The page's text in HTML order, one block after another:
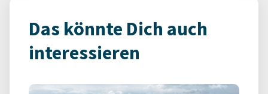
Das könnte Dich auch
interessieren